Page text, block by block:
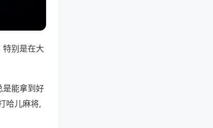
特别是在大
是能拿到好
哈儿麻将,